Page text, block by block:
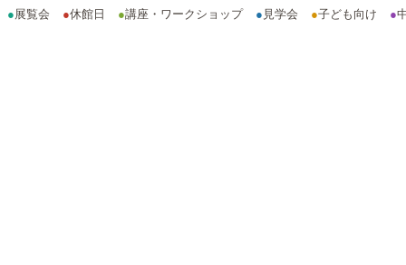
●展覧会 ●休館日 ●講座・ワークショップ ● 見学会 ●子ども向け ●